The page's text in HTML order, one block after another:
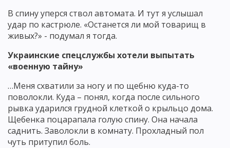
В спину уперся ствол автомата. И тут я услышал
удар по кастрюле. «Останется ли мой товарищ в
живых?» - подумал я тогда.
Украинские спецслужбы хотели выпытать
«военную тайну»
…Меня схватили за ногу и по щебню куда-то
поволокли. Куда – понял, когда после сильного
рывка ударился грудной клеткой о крыльцо дома.
Щебенка поцарапала голую спину. Она начала
саднить. Заволокли в комнату. Прохладный пол
чуть притупил боль.